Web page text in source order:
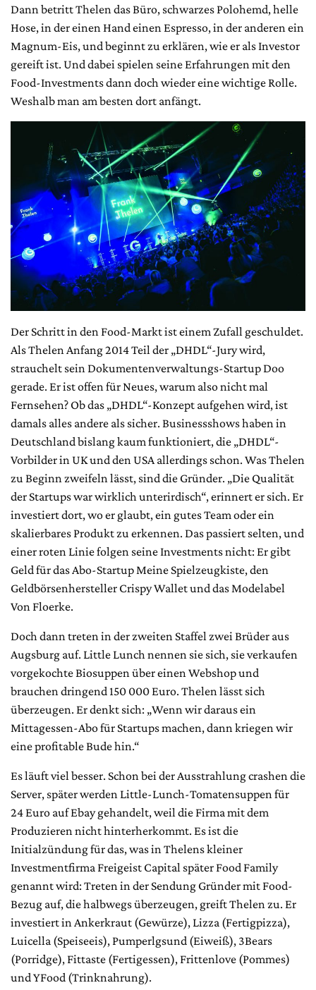
Dann betritt Thelen das Büro, schwarzes Polohemd, helle
Hose, in der einen Hand einen Espresso, in der anderen ein
Magnum-Eis, und beginnt zu erklären, wie er als Investor
gereift ist. Und dabei spielen seine Erfahrungen mit den
Food-Investments dann doch wieder eine wichtige Rolle.
Weshalb man am besten dort anfängt.
Der Schritt in den Food-Markt ist einem Zufall geschuldet.
Als Thelen Anfang 2014 Teil der „DHDL“-Jury wird,
strauchelt sein Dokumentenverwaltungs-Startup Doo
gerade. Er ist offen für Neues, warum also nicht mal
Fernsehen? Ob das „DHDL“-Konzept aufgehen wird, ist
damals alles andere als sicher. Businessshows haben in
Deutschland bislang kaum funktioniert, die „DHDL“-
Vorbilder in UK und den USA allerdings schon. Was Thelen
zu Beginn zweifeln lässt, sind die Gründer. „Die Qualität
der Startups war wirklich unterirdisch“, erinnert er sich. Er
investiert dort, wo er glaubt, ein gutes Team oder ein
skalierbares Produkt zu erkennen. Das passiert selten, und
einer roten Linie folgen seine Investments nicht: Er gibt
Geld für das Abo-Startup Meine Spielzeugkiste, den
Geldbörsenhersteller Crispy Wallet und das Modelabel
Von Floerke.
Doch dann treten in der zweiten Staffel zwei Brüder aus
Augsburg auf. Little Lunch nennen sie sich, sie verkaufen
vorgekochte Biosuppen über einen Webshop und
brauchen dringend 150 000 Euro. Thelen lässt sich
überzeugen. Er denkt sich: „Wenn wir daraus ein
Mittagessen-Abo für Startups machen, dann kriegen wir
eine profitable Bude hin.“
Es läuft viel besser. Schon bei der Ausstrahlung crashen die
Server, später werden Little-Lunch-Tomatensuppen für
24 Euro auf Ebay gehandelt, weil die Firma mit dem
Produzieren nicht hinterherkommt. Es ist die
Initialzündung für das, was in Thelens kleiner
Investmentfirma Freigeist Capital später Food Family
genannt wird: Treten in der Sendung Gründer mit Food-
Bezug auf, die halbwegs überzeugen, greift Thelen zu. Er
investiert in Ankerkraut (Gewürze), Lizza (Fertigpizza),
Luicella (Speiseeis), Pumperlgsund (Eiweiß), 3Bears
(Porridge), Fittaste (Fertigessen), Frittenlove (Pommes)
und YFood (Trinknahrung).